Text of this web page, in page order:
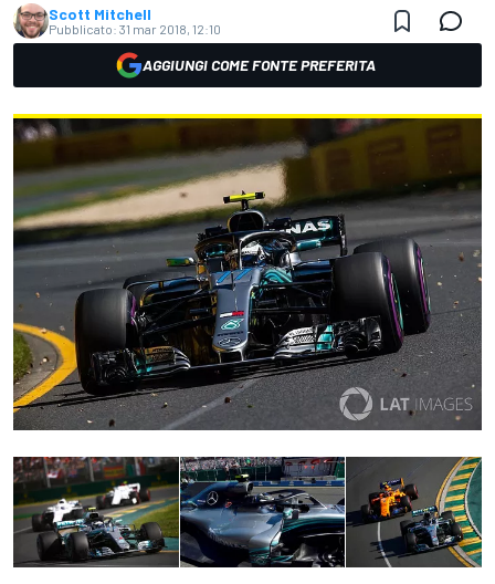
Scott Mitchell
Pubblicato: 31 mar 2018, 12:10
AGGIUNGI COME FONTE PREFERITA